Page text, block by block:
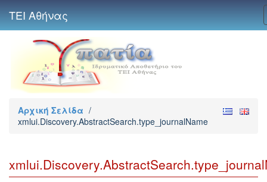
ΤΕΙ Αθήνας
Αρχική Σελίδα /
xmlui.Discovery.AbstractSearch.type_journalName